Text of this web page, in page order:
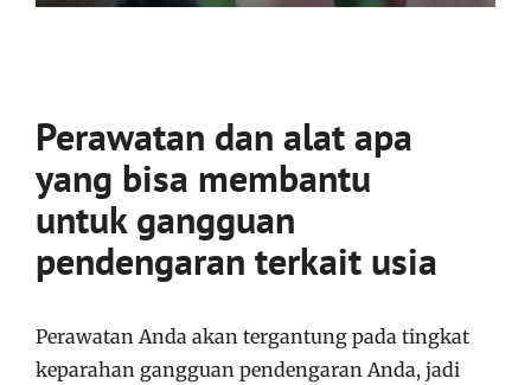
Perawatan dan alat apa
yang bisa membantu
untuk gangguan
pendengaran terkait usia
Perawatan Anda akan tergantung pada tingkat
keparahan gangguan pendengaran Anda, jadi